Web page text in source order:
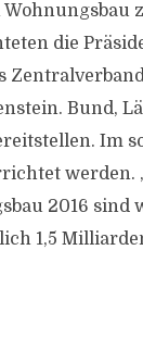
die
Bund,
Im
werden.
2016 sind
1,5